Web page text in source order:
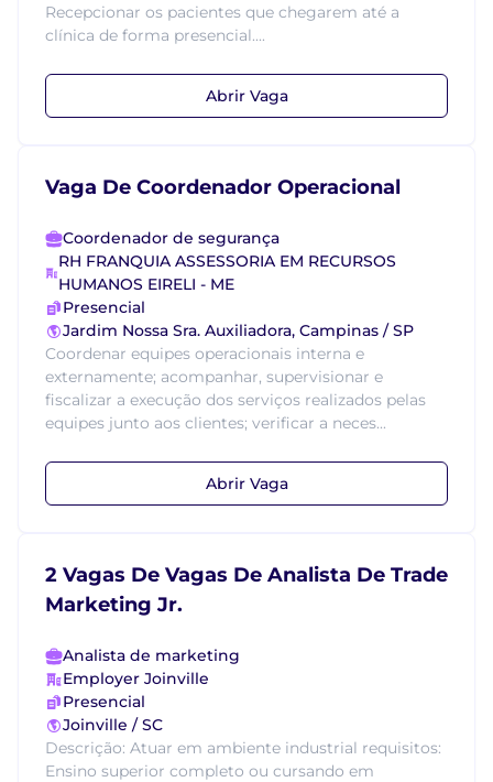
Recepcionar os pacientes que chegarem até a
clínica de forma presencial....
Abrir Vaga
Vaga De Coordenador Operacional
Coordenador de segurança
RH FRANQUIA ASSESSORIA EM RECURSOS
HUMANOS EIRELI - ME
Presencial
Jardim Nossa Sra. Auxiliadora, Campinas / SP
Coordenar equipes operacionais interna e
externamente; acompanhar, supervisionar e
fiscalizar a execução dos serviços realizados pelas
equipes junto aos clientes; verificar a neces...
Abrir Vaga
2 Vagas De Vagas De Analista De Trade
Marketing Jr.
Analista de marketing
Employer Joinville
Presencial
Joinville / SC
Descrição: Atuar em ambiente industrial requisitos:
Ensino superior completo ou cursando em